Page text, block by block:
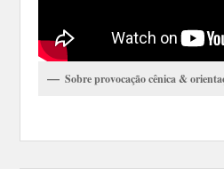
Sobre provocação cênica &